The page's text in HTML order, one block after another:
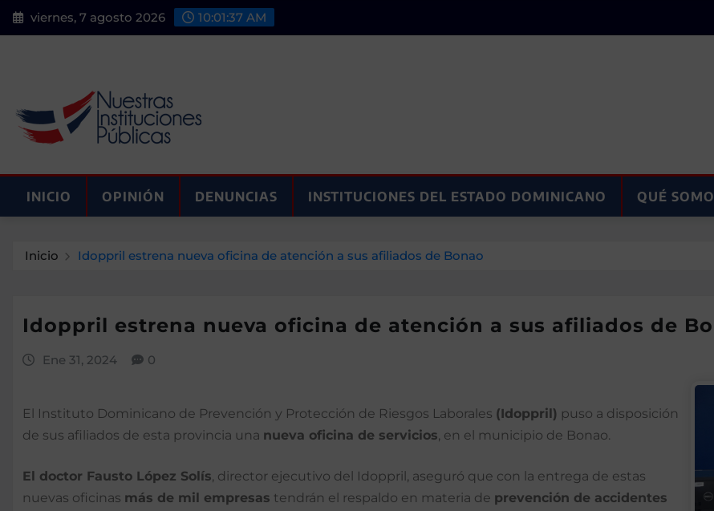
Saltar
al
viernes, 7 agosto 2026 10:01:38 AM
INICIO OPINIÓN DENUNCIAS INSTITUCIONES DEL ESTADO DOMINICANO QUÉ
Inicio Idoppril estrena nueva oficina de atención a sus afiliados de Bonao
Idoppril estrena nueva oficina de atención a sus afiliados de
Ene 31, 2024 0
El Instituto Dominicano de Prevención y Protección de Riesgos Laborales (Idoppril) puso a disposición
de sus afiliados de esta provincia una nueva oficina de servicios, en el municipio de Bonao.
El doctor Fausto López Solís, director ejecutivo del Idoppril, aseguró que con la entrega de estas
nuevas oficinas más de mil empresas tendrán el respaldo en materia de prevención de accidentes